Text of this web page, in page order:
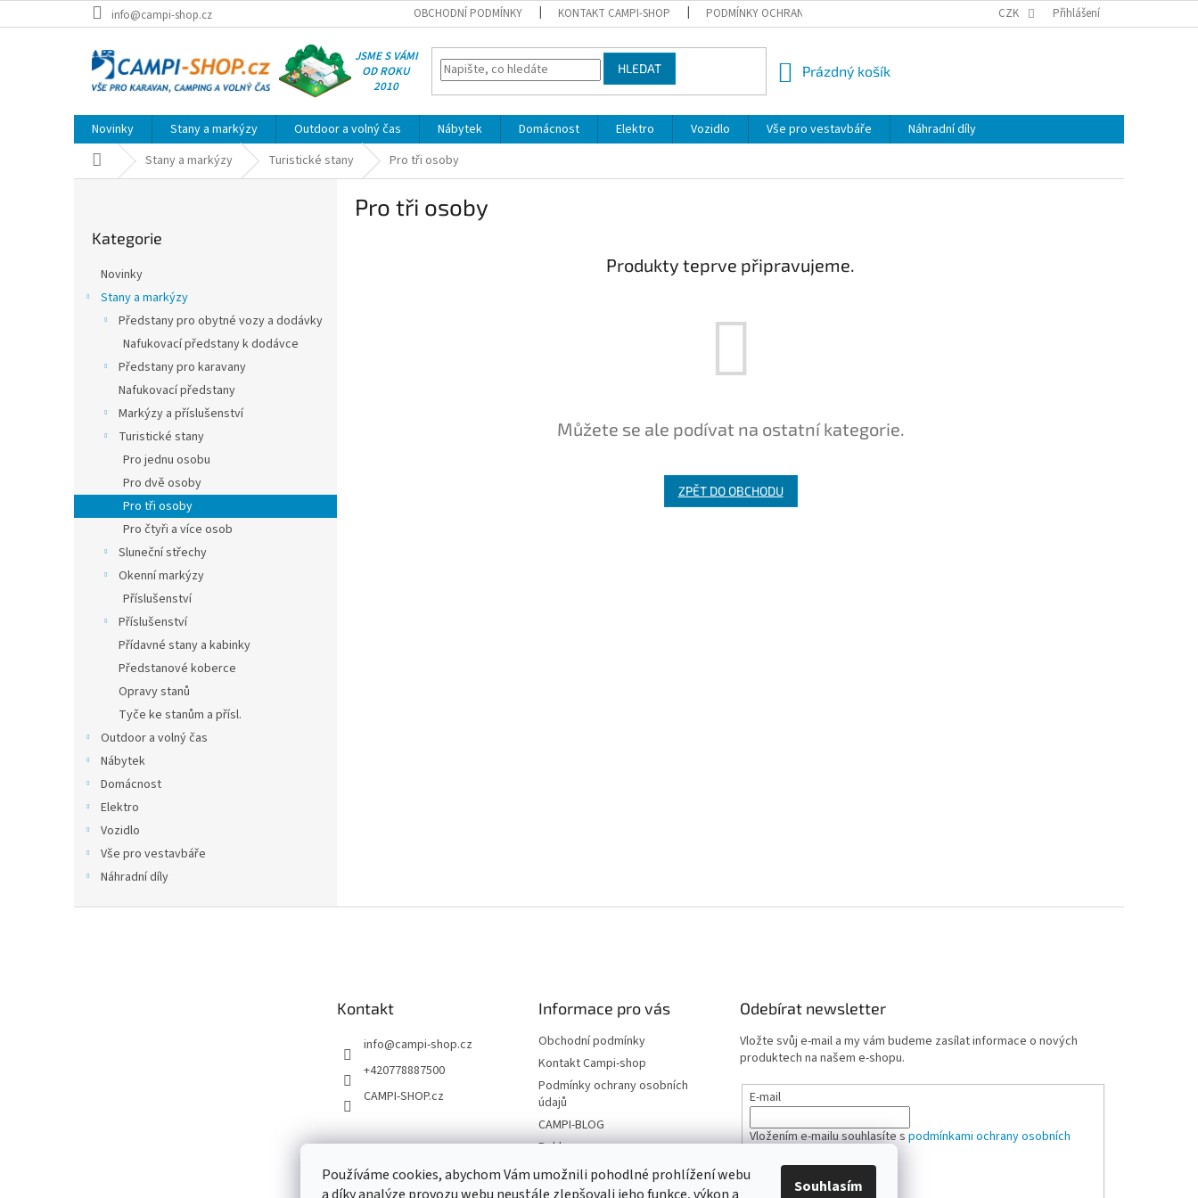
Používáme cookies, abychom Vám umožnili pohodlné prohlížení webu
Souhlasím
na
info@campi-shop.cz OBCHODNÍ PODMÍNKY KONTAKT CAMPI-SHOP PODMÍNKY OCHRANY OSOBNÍCH ÚDAJŮ REKLAMACE
CZK Přihlášení
JSME S VÁMI
OD ROKU
2010
HLEDAT
NÁKUPNÍ
Prázdný košík
Novinky Stany a markýzy Outdoor a volný čas Nábytek Domácnost Elektro Vozidlo Vše pro vestavbáře
Náhradní díly
Domů Stany a markýzy Turistické stany Pro tři osoby
kategorie
Kategorie
Novinky
Stany a markýzy
Předstany pro obytné vozy a dodávky
Nafukovací předstany k dodávce
Předstany pro karavany
Nafukovací předstany
Markýzy a příslušenství
Turistické stany
Pro jednu osobu
Pro dvě osoby
Pro tři osoby
Pro čtyři a více osob
Sluneční střechy
Okenní markýzy
Příslušenství
Příslušenství
Přídavné stany a kabinky
Předstanové koberce
Opravy stanů
Tyče ke stanům a přísl.
Outdoor a volný čas
Nábytek
Domácnost
Elektro
Vozidlo
Vše pro vestavbáře
Náhradní díly
Pro tři osoby
Produkty teprve připravujeme.
Můžete se ale podívat na ostatní kategorie.
ZPĚT DO OBCHODU
Kontakt
info@campi-shop.cz
+420778887500
CAMPI-SHOP.cz
Informace pro vás
Obchodní podmínky
Kontakt Campi-shop
Podmínky ochrany osobních
údajů
CAMPI-BLOG
Reklamace
Vrácení zboží
Odebírat newsletter
Vložte svůj e-mail a my vám budeme zasílat informace o nových
produktech na našem e-shopu.
E-mail
Vložením e-mailu souhlasíte spodmínkami ochrany osobních
PŘIHLÁSIT SE